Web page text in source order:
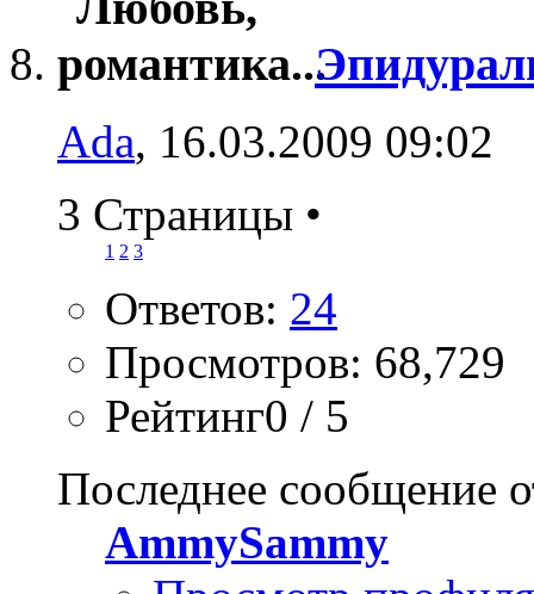
Ada, 16.03.2009 09:02
3 Страницы •
1 2 3
Ответов: 24
Просмотров: 68,729
Рейтинг0 / 5
Последнее сообщение
AmmySammy